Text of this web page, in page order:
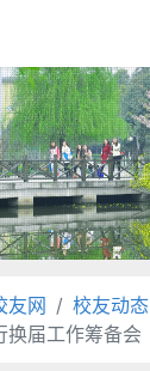
友网
校友动态
换届工作筹备会